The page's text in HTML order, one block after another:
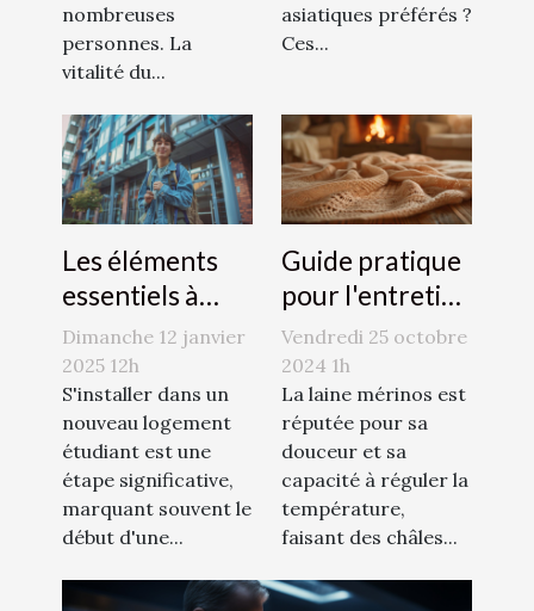
nombreuses
personnes. La
vitalité du...
asiatiques préférés ?
Ces...
Les éléments
essentiels à
considérer
dans une
assurance
logement
étudiant
Dimanche 12 janvier
2025 12h
S'installer dans un
nouveau logement
étudiant est une
étape significative,
marquant souvent le
début d'une...
Guide pratique
pour l'entretien
des châles en
laine mérinos
Vendredi 25 octobre
2024 1h
La laine mérinos est
réputée pour sa
douceur et sa
capacité à réguler la
température,
faisant des châles...